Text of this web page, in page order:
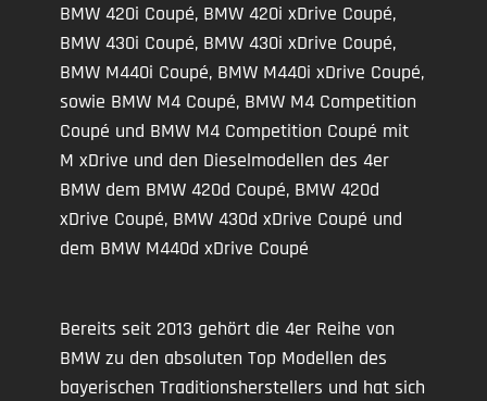
BMW 420i Coupé, BMW 420i xDrive Coupé,
BMW 430i Coupé, BMW 430i xDrive Coupé,
BMW M440i Coupé, BMW M440i xDrive Coupé,
sowie BMW M4 Coupé, BMW M4 Competition
Coupé und BMW M4 Competition Coupé mit
M xDrive und den Dieselmodellen des 4er
BMW dem BMW 420d Coupé, BMW 420d
xDrive Coupé, BMW 430d xDrive Coupé und
dem BMW M440d xDrive Coupé
Bereits seit 2013 gehört die 4er Reihe von
BMW zu den absoluten Top Modellen des
bayerischen Traditionsherstellers und hat sich